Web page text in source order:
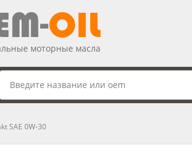
моторные масла
SAE 0W-30